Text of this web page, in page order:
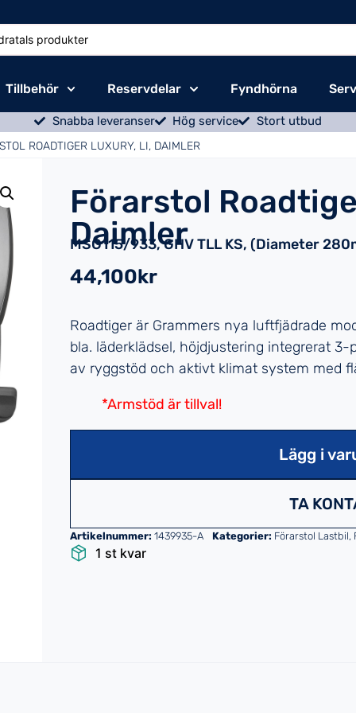
Tillbehör Reservdelar Fyndhörna
Snabba leveranser Hög service Stort utbud
ROADTIGER LUXURY, LI, DAIMLER
Förarstol
Daimler
MSG115/933, GHV TLL KS, (Diameter
44,100kr
Roadtiger är Grammers nya luftfjädrade
bla. läderklädsel, höjdjustering integrerat
av ryggstöd och aktivt klimat system med
*Armstöd är tillval!
Lägg i
TA
Artikelnummer: 1439935-A Kategorier: Förarstol Lastbil,
1 st kvar